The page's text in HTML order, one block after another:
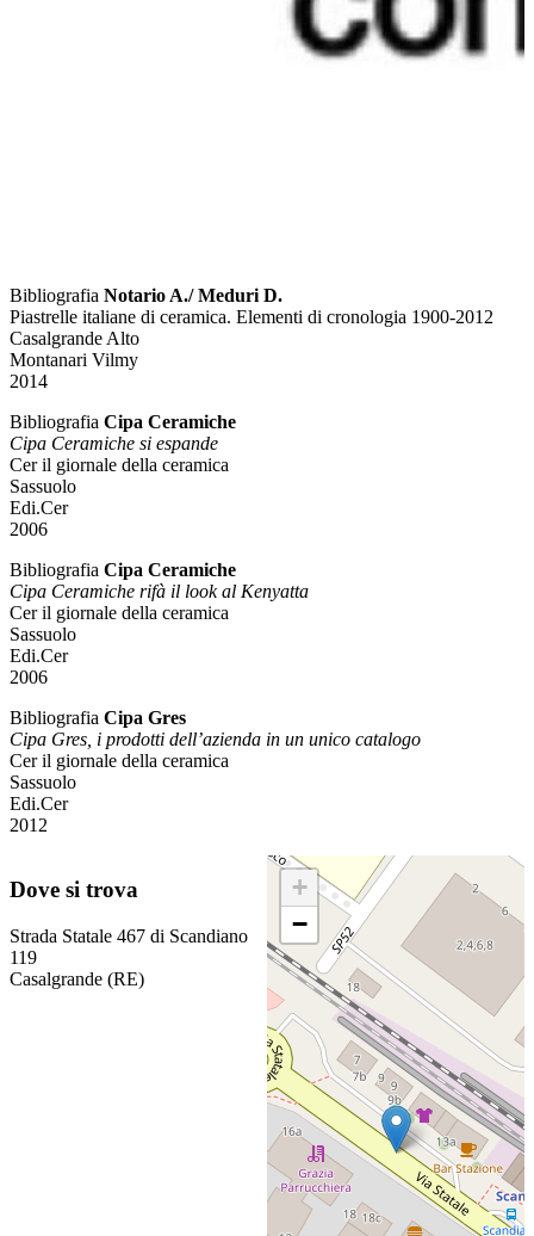
Bibliografia Notario A./ Meduri D.
Piastrelle italiane di ceramica. Elementi di cronologia 1900-2012
Casalgrande Alto
Montanari Vilmy
2014
Bibliografia Cipa Ceramiche
Cipa Ceramiche si espande
Cer il giornale della ceramica
Sassuolo
Edi.Cer
2006
Bibliografia Cipa Ceramiche
Cipa Ceramiche rifà il look al Kenyatta
Cer il giornale della ceramica
Sassuolo
Edi.Cer
2006
Bibliografia Cipa Gres
Cipa Gres, i prodotti dell’azienda in un unico catalogo
Cer il giornale della ceramica
Sassuolo
Edi.Cer
2012
Dove si trova
Strada Statale 467 di Scandiano
119
Casalgrande (RE)
+
−